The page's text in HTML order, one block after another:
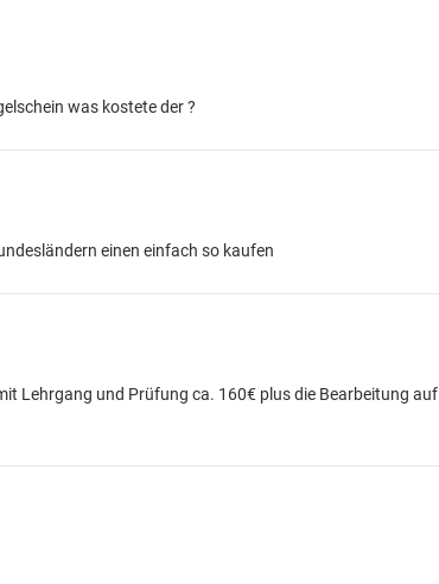
was kostete der ?
einen einfach so kaufen
Lehrgang und Prüfung ca. 160€ plus die Bearbeitung auf